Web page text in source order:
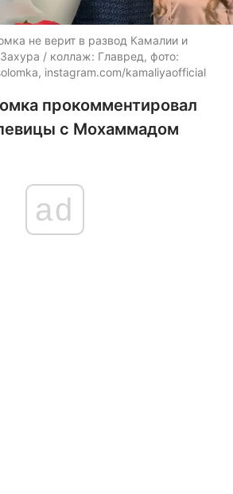
не верит в развод Камалии и
/ коллаж: Главред, фото:
instagram.com/kamaliyaofficial
прокомментировал
с Мохаммадом
ad